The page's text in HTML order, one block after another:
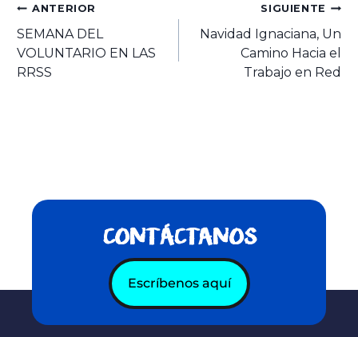
ANTERIOR
SEMANA DEL
VOLUNTARIO EN LAS
RRSS
SIGUIENTE
Navidad Ignaciana, Un
Camino Hacia el
Trabajo en Red
CONTÁCTANOS
Escríbenos aquí